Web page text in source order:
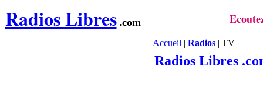
Radios Libres .com
Accueil | Radios | TV |
Radios Libres